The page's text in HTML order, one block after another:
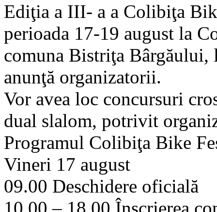
Ediţia a III- a a Colibiţa
perioada 17-19 august la
comuna Bistriţa
anunţă organizatorii.
Vor avea loc concursuri
dual slalom, potrivit
Programul Colibiţa Bike
Vineri 17 august
09.00 Deschidere oficială
10.00 – 18.00 Înscrierea